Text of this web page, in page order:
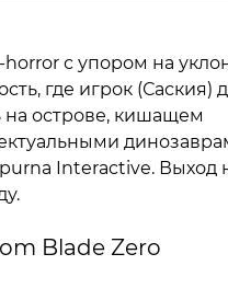
horror с упором на
где игрок (Саския)
на острове, кишащем
Interactive. Выход
Blade Zero